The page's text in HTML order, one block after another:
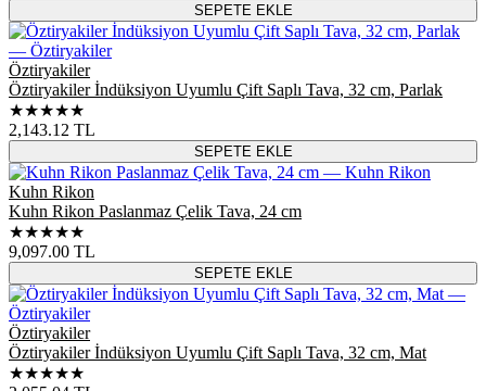
SEPETE EKLE
Öztiryakiler
Öztiryakiler İndüksiyon Uyumlu Çift Saplı Tava, 32 cm, Parlak
★★★★★
2,143.12 TL
SEPETE EKLE
Kuhn Rikon
Kuhn Rikon Paslanmaz Çelik Tava, 24 cm
★★★★★
9,097.00 TL
SEPETE EKLE
Öztiryakiler
Öztiryakiler İndüksiyon Uyumlu Çift Saplı Tava, 32 cm, Mat
★★★★★